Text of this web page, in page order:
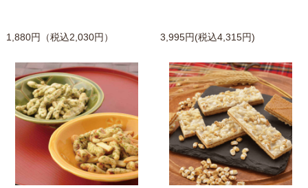
1,880円（税込2,030円） 3,995円(税込4,315円)